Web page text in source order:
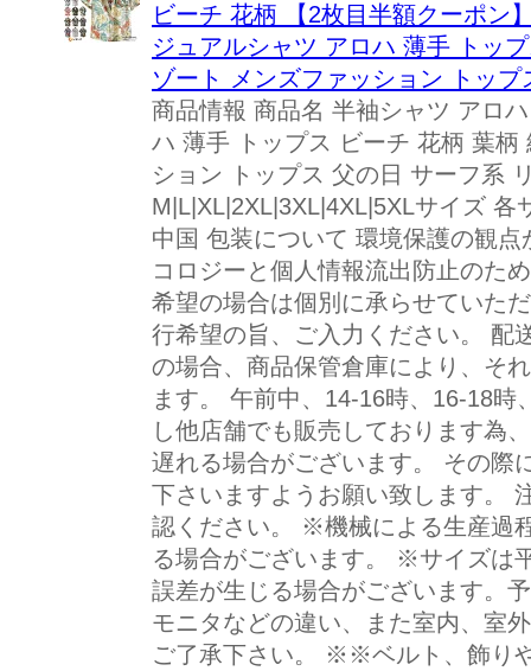
ビーチ 花柄 【2枚目半額クーポン
ジュアルシャツ アロハ 薄手 トッ
ゾート メンズファッション トッ
商品情報 商品名 半袖シャツ アロ
ハ 薄手 トップス ビーチ 花柄 葉
ション トップス 父の日 サーフ系
M|L|XL|2XL|3XL|4XL|5XLサイズ
中国 包装について 環境保護の観
コロジーと個人情報流出防止のた
希望の場合は個別に承らせていた
行希望の旨、ご入力ください。 配
の場合、商品保管倉庫により、そ
ます。 午前中、14-16時、16-18
し他店舗でも販売しております為
遅れる場合がございます。 その際
下さいますようお願い致します。
認ください。 ※機械による生産過
る場合がございます。 ※サイズは
誤差が生じる場合がございます。
モニタなどの違い、また室内、室
ご了承下さい。 ※※ベルト、飾